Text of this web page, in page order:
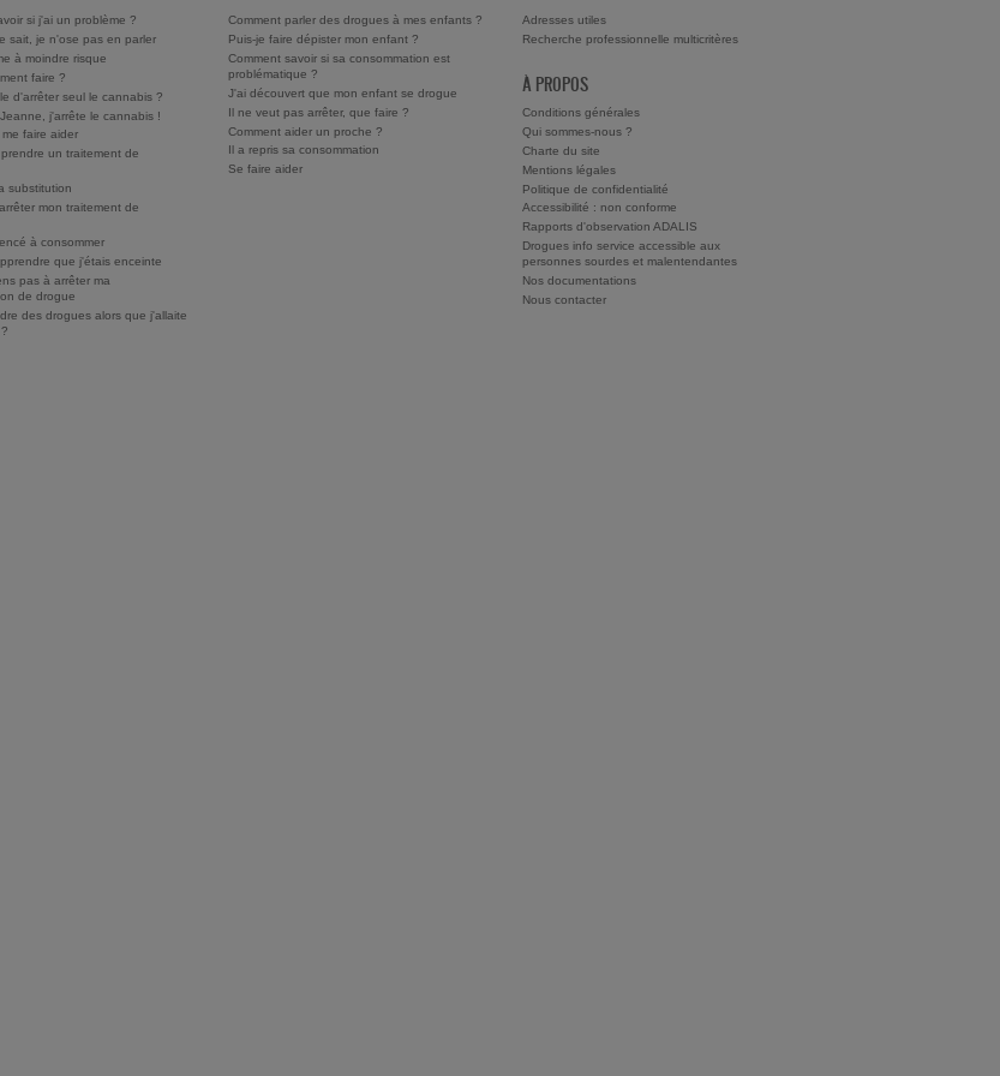
si j'ai un problème ?
sait, je n'ose pas en parler
à moindre risque
faire ?
d'arrêter seul le cannabis ?
j'arrête le cannabis !
faire aider
un traitement de
substitution
mon traitement de
à consommer
que j'étais enceinte
pas à arrêter ma
de drogue
des drogues alors que j'allaite
Comment parler des drogues à mes enfants ?
Puis-je faire dépister mon enfant ?
Comment savoir si sa consommation est
problématique ?
J'ai découvert que mon enfant se drogue
Il ne veut pas arrêter, que faire ?
Comment aider un proche ?
Il a repris sa consommation
Se faire aider
Adresses utiles
Recherche professionnelle multicritères
À PROPOS
Conditions générales
Qui sommes-nous ?
Charte du site
Mentions légales
Politique de confidentialité
Accessibilité : non conforme
Rapports d'observation ADALIS
Drogues info service accessible aux
personnes sourdes et malentendantes
Nos documentations
Nous contacter